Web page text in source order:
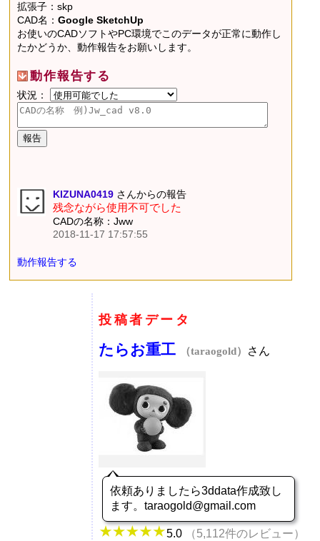
拡張子：skp
CAD名：Google SketchUp
お使いのCADソフトやPC環境でこのデータが正常に動作し
たかどうか、動作報告をお願いします。
動作報告する
状況：
KIZUNA0419 さんからの報告
残念ながら使用不可でした
CADの名称：Jww
2018-11-17 17:57:55
動作報告する
投稿者データ
たらお重工 （taraogold） さん
依頼ありましたら3ddata作成致し
ます。taraogold@gmail.com
5.0 （5,112件のレビュー）